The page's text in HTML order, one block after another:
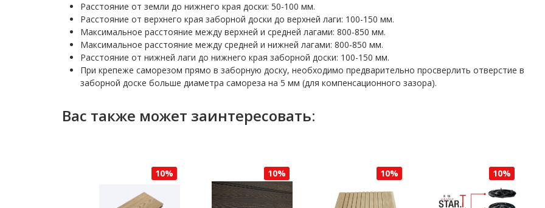
Расстояние от земли до нижнего края доски: 50-100 мм.
Расстояние от верхнего края заборной доски до верхней лаги: 100-150 мм.
Максимальное расстояние между верхней и средней лагами: 800-850 мм.
Максимальное расстояние между средней и нижней лагами: 800-850 мм.
Расстояние от нижней лаги до нижнего края заборной доски: 100-150 мм.
При крепеже саморезом прямо в заборную доску, необходимо предварительно просверлить отверстие в
заборной доске больше диаметра самореза на 5 мм (для компенсационного зазора).
Вас также может заинтересовать:
10% 10% 10% 10%